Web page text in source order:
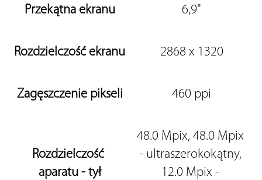
Przekątna ekranu 6,9"
Rozdzielczość ekranu 2868 x 1320
Zagęszczenie pikseli 460 ppi
Rozdzielczość
aparatu - tył
48.0 Mpix, 48.0 Mpix
- ultraszerokokątny,
12.0 Mpix -